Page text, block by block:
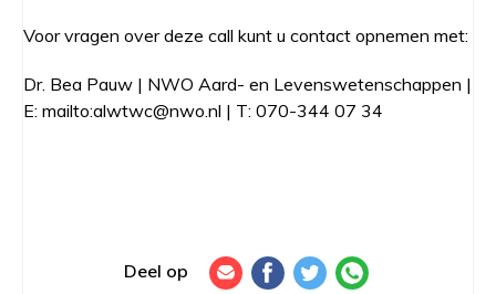
Voor vragen over deze call kunt u contact opnemen met:
Dr. Bea Pauw | NWO Aard- en Levenswetenschappen |
E: mailto:alwtwc@nwo.nl | T: 070-344 07 34
Deel op